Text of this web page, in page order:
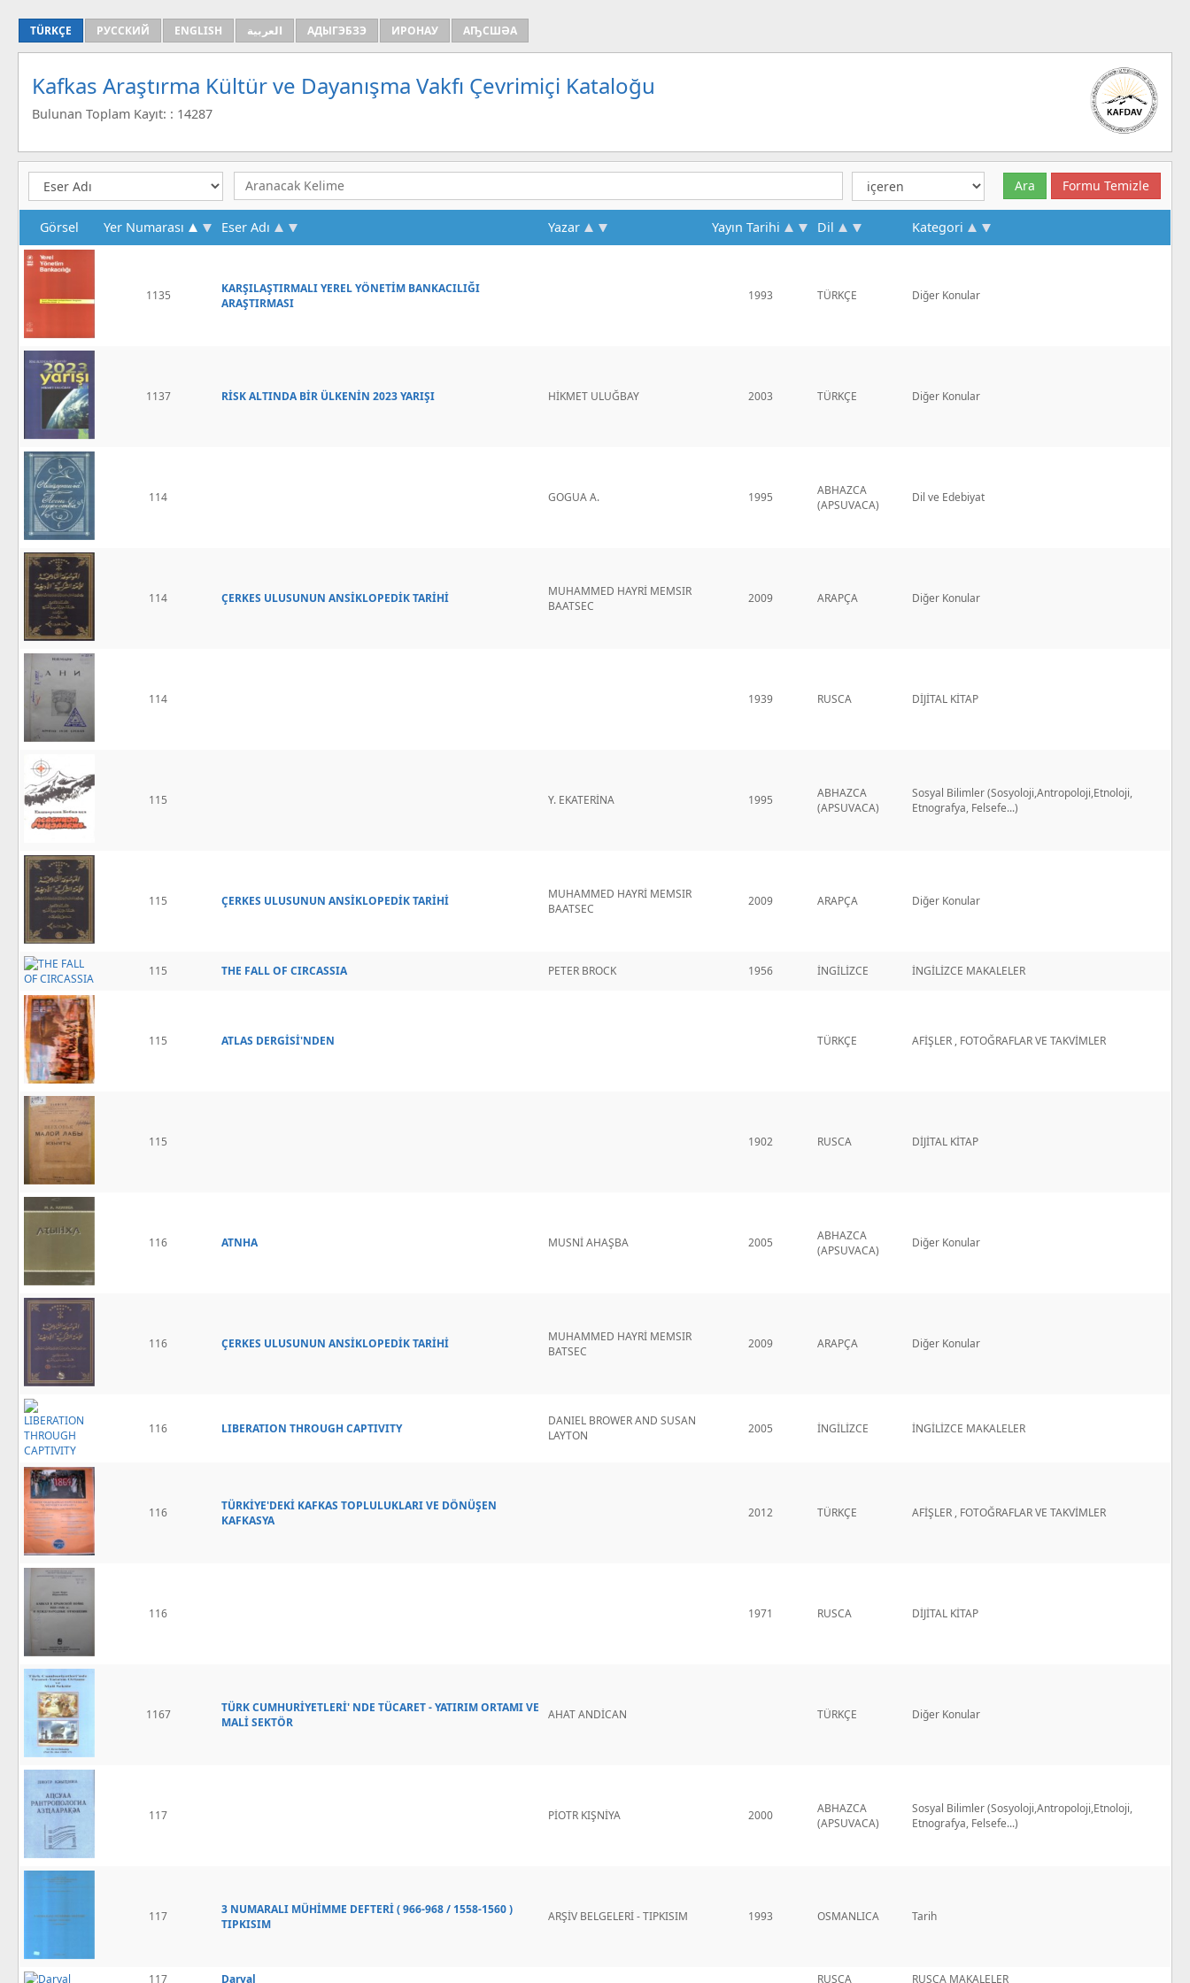
TÜRKÇE РУССКИЙ ENGLISH العربية АДЫГЭБЗЭ ИРОНАУ АҦСШӘА
Kafkas Araştırma Kültür ve Dayanışma Vakfı Çevrimiçi Kataloğu
Bulunan Toplam Kayıt: : 14287
Görsel Yer Numarası Eser Adı Yazar Yayın Tarihi Dil Kategori
1135
KARŞILAŞTIRMALI YEREL YÖNETİM BANKACILIĞI
ARAŞTIRMASI
1993 TÜRKÇE Diğer Konular
1137 RİSK ALTINDA BİR ÜLKENİN 2023 YARIŞI HİKMET ULUĞBAY 2003 TÜRKÇE Diğer Konular
114 GOGUA A. 1995
ABHAZCA
(APSUVACA)
Dil ve Edebiyat
114 ÇERKES ULUSUNUN ANSİKLOPEDİK TARİHİ
MUHAMMED HAYRİ MEMSIR
BAATSEC
2009 ARAPÇA Diğer Konular
114 1939 RUSCA DİJİTAL KİTAP
115 Y. EKATERİNA 1995
ABHAZCA
(APSUVACA)
Sosyal Bilimler (Sosyoloji,Antropoloji,Etnoloji,
Etnografya, Felsefe...)
115 ÇERKES ULUSUNUN ANSİKLOPEDİK TARİHİ
MUHAMMED HAYRİ MEMSIR
BAATSEC
2009 ARAPÇA Diğer Konular
115 THE FALL OF CIRCASSIA PETER BROCK 1956 İNGİLİZCE İNGİLİZCE MAKALELER
115 ATLAS DERGİSİ'NDEN TÜRKÇE AFİŞLER , FOTOĞRAFLAR VE TAKVİMLER
115 1902 RUSCA DİJİTAL KİTAP
116 ATNHA MUSNİ AHAŞBA 2005
ABHAZCA
(APSUVACA)
Diğer Konular
116 ÇERKES ULUSUNUN ANSİKLOPEDİK TARİHİ
MUHAMMED HAYRİ MEMSIR
BATSEC
2009 ARAPÇA Diğer Konular
116 LIBERATION THROUGH CAPTIVITY
DANIEL BROWER AND SUSAN
LAYTON
2005 İNGİLİZCE İNGİLİZCE MAKALELER
116
TÜRKİYE'DEKİ KAFKAS TOPLULUKLARI VE DÖNÜŞEN
KAFKASYA
2012 TÜRKÇE AFİŞLER , FOTOĞRAFLAR VE TAKVİMLER
116 1971 RUSCA DİJİTAL KİTAP
1167
TÜRK CUMHURİYETLERİ' NDE TÜCARET - YATIRIM ORTAMI VE
MALİ SEKTÖR
AHAT ANDİCAN TÜRKÇE Diğer Konular
117 PİOTR KIŞNİYA 2000
ABHAZCA
(APSUVACA)
Sosyal Bilimler (Sosyoloji,Antropoloji,Etnoloji,
Etnografya, Felsefe...)
117
3 NUMARALI MÜHİMME DEFTERİ ( 966-968 / 1558-1560 )
TIPKISIM
ARŞİV BELGELERİ - TIPKISIM 1993 OSMANLICA Tarih
117 Daryal RUSCA RUSCA MAKALELER